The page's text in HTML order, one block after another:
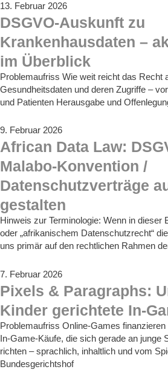
13. Februar 2026
DSGVO-Auskunft zu
Krankenhausdaten –
im Überblick
Problemaufriss Wie weit reicht das Recht
Gesundheitsdaten und deren Zugriffe –
und Patienten Herausgabe und
9. Februar 2026
African Data Law:
Malabo-Konvention /
Datenschutzverträge
gestalten
Hinweis zur Terminologie: Wenn in dieser
oder „afrikanischem Datenschutzrecht“
uns primär auf den rechtlichen Rahmen
7. Februar 2026
Pixels & Paragraphs:
Kinder gerichtete In-
Problemaufriss Online-Games
In‑Game‑Käufe, die sich gerade an junge
richten – sprachlich, inhaltlich und vom
Bundesgerichtshof